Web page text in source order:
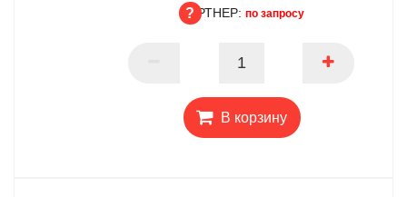
ПАРТНЕР: по запросу
В корзину